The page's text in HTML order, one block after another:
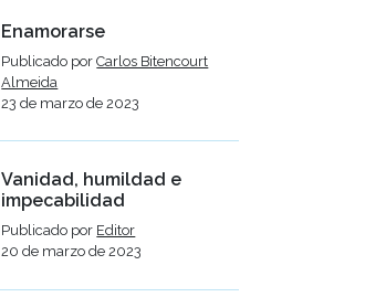
Enamorarse
Publicado porCarlos Bitencourt
Almeida
23 de marzo de 2023
Vanidad, humildad e
impecabilidad
Publicado por Editor
20 de marzo de 2023